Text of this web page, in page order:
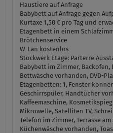
Haustiere auf Anfrage
Babybett auf Anfrage gegen
Kurtaxe 1,50 € pro Tag und
Etagenbett in einem
Brötchenservice
W-Lan kostenlos
Stockwerk Etage: Parterre
Babybett im Zimmer,
Bettwäsche vorhanden, DVD-
Etagenbetten: 1, Fenster
Geschirrspüler, Handtücher
Kaffeemaschine,
Mikrowelle, Satelliten TV,
Telefon im Zimmer, Terrasse
Küchenwäsche vorhanden,